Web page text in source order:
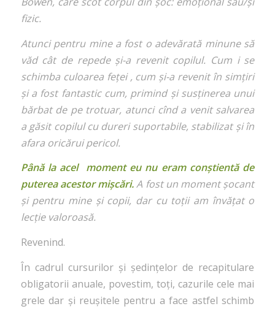
fizic.
Atunci pentru mine a fost o adevărată minune să
văd cât de repede și-a revenit copilul. Cum i se
schimba culoarea feței , cum și-a revenit în simțiri
și a fost fantastic cum, primind și susținerea unui
bărbat de pe trotuar, atunci cînd a venit salvarea
a găsit copilul cu dureri suportabile, stabilizat și în
afara oricărui pericol.
Până la acel moment eu nu eram conștientă de
puterea acestor mișcări.A fost un moment șocant
și pentru mine și copii, dar cu toții am învățat o
lecție valoroasă.
Revenind.
În cadrul cursurilor și ședințelor de recapitulare
obligatorii anuale, povestim, toți, cazurile cele mai
grele dar și reușitele pentru a face astfel schimb